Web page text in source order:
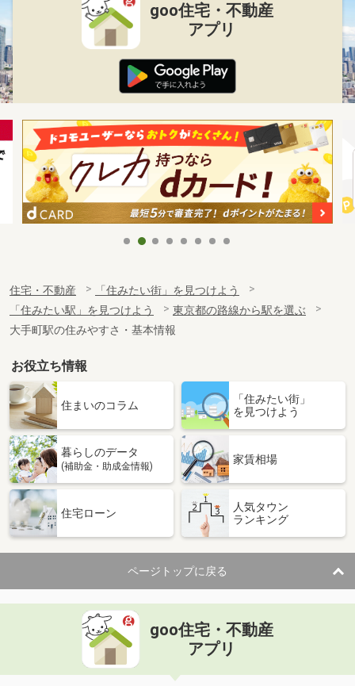
goo住宅・不動産
アプリ
住宅・不動産
「住みたい街」を見つけよう
「住みたい駅」を見つけよう
東京都の路線から駅を選ぶ
大手町駅の住みやすさ・基本情報
お役立ち情報
住まいのコラム
「住みたい街」
を見つけよう
暮らしのデータ
(補助金・助成金情報)
家賃相場
住宅ローン
人気タウン
ランキング
ページトップに戻る
goo住宅・不動産
アプリ